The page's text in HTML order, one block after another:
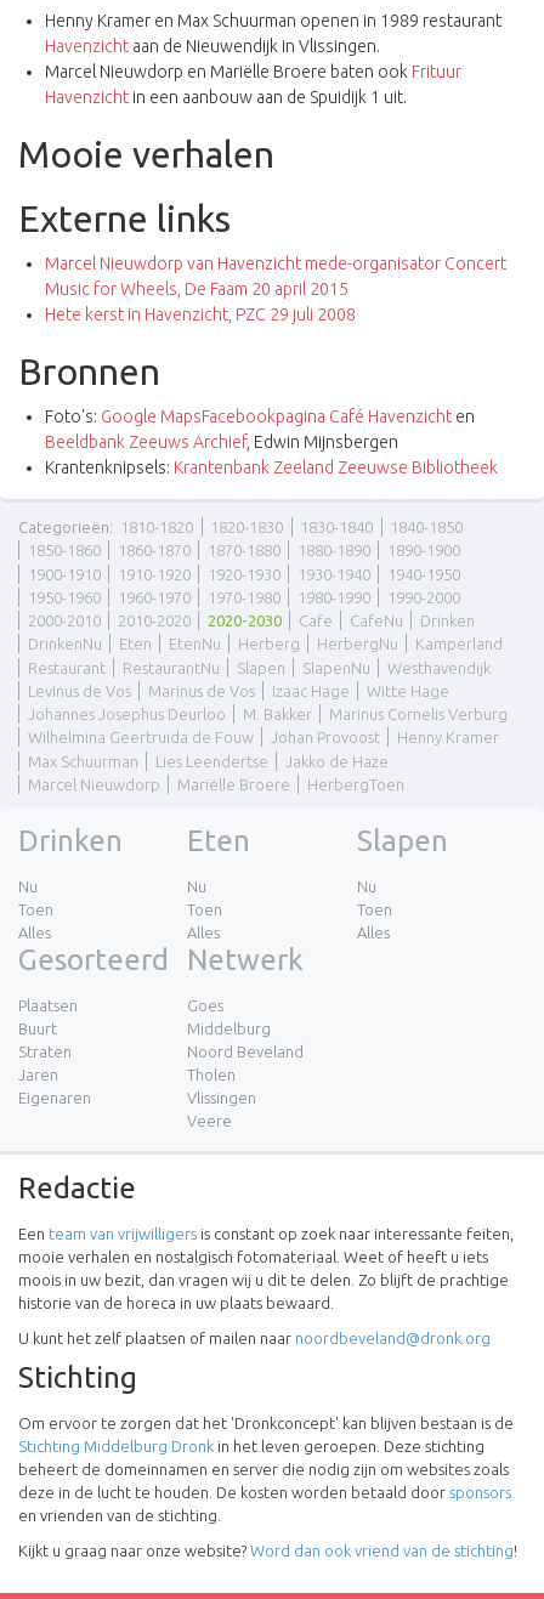
Henny Kramer en Max Schuurman openen in 1989 restaurant
Havenzicht aan de Nieuwendijk in Vlissingen.
Marcel Nieuwdorp en Mariëlle Broere baten ook Frituur
Havenzicht in een aanbouw aan de Spuidijk 1 uit.
Mooie verhalen
Externe links
Marcel Nieuwdorp van Havenzicht mede-organisator Concert
Music for Wheels, De Faam 20 april 2015
Hete kerst in Havenzicht, PZC 29 juli 2008
Bronnen
Foto's: Google MapsFacebookpagina Café Havenzicht en
Beeldbank Zeeuws Archief, Edwin Mijnsbergen
Krantenknipsels: Krantenbank Zeeland Zeeuwse Bibliotheek
Categorieën: 1810-1820 1820-1830 1830-1840
1840-1850
1850-1860
1860-1870 1870-1880 1880-1890
1890-1900
1900-1910
1910-1920 1920-1930 1930-1940
1940-1950
1950-1960
1960-1970 1970-1980 1980-1990
1990-2000
2000-2010
2010-2020 2020-2030 Cafe CafeNu
Drinken
DrinkenNu
Eten EtenNu Herberg HerbergNu
Kamperland
Restaurant
RestaurantNu Slapen SlapenNu
Westhavendijk
Levinus de Vos
Marinus de Vos Izaac Hage
Witte Hage
Johannes Josephus Deurloo
M. Bakker
Marinus Cornelis Verburg
Wilhelmina Geertruida de Fouw
Johan Provoost
Henny Kramer
Max Schuurman
Lies Leendertse
Jakko de Haze
Marcel Nieuwdorp
Mariëlle Broere HerbergToen
Drinken
Nu
Toen
Alles
Eten
Nu
Toen
Alles
Slapen
Nu
Toen
Alles
Gesorteerd
Plaatsen
Buurt
Straten
Jaren
Eigenaren
Netwerk
Goes
Middelburg
Noord Beveland
Tholen
Vlissingen
Veere
Redactie
Een team van vrijwilligers is constant op zoek naar interessante feiten,
mooie verhalen en nostalgisch fotomateriaal. Weet of heeft u iets
moois in uw bezit, dan vragen wij u dit te delen. Zo blijft de prachtige
historie van de horeca in uw plaats bewaard.
U kunt het zelf plaatsen of mailen naar noordbeveland@dronk.org
Stichting
Om ervoor te zorgen dat het 'Dronkconcept' kan blijven bestaan is de
Stichting Middelburg Dronk in het leven geroepen. Deze stichting
beheert de domeinnamen en server die nodig zijn om websites zoals
deze in de lucht te houden. De kosten worden betaald door sponsors
en vrienden van de stichting.
Kijkt u graag naar onze website? Word dan ook vriend van de stichting!